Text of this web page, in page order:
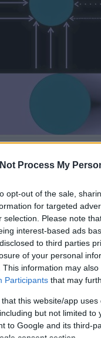
Process My
opt-out of the sale,
for targeted
selection. Please note
interest-based ads
to third parties
of your personal
This information may
Participants that may
that this website/app
but not limited to
to Google and its third-
consent section.
(kultúrtörténeti
Pirézségkutató Intézet
bemutatása: BEB a Piréz
végzettséget.
ismertsége akkor
hatását Arany János
és a középkori piréz
és mértékadó alapossággal
Neubauten (https://
kutatásának fókusza a
ősi piréz énekeket
közreműködött a
mely az
film, melyet a
részletgazdag